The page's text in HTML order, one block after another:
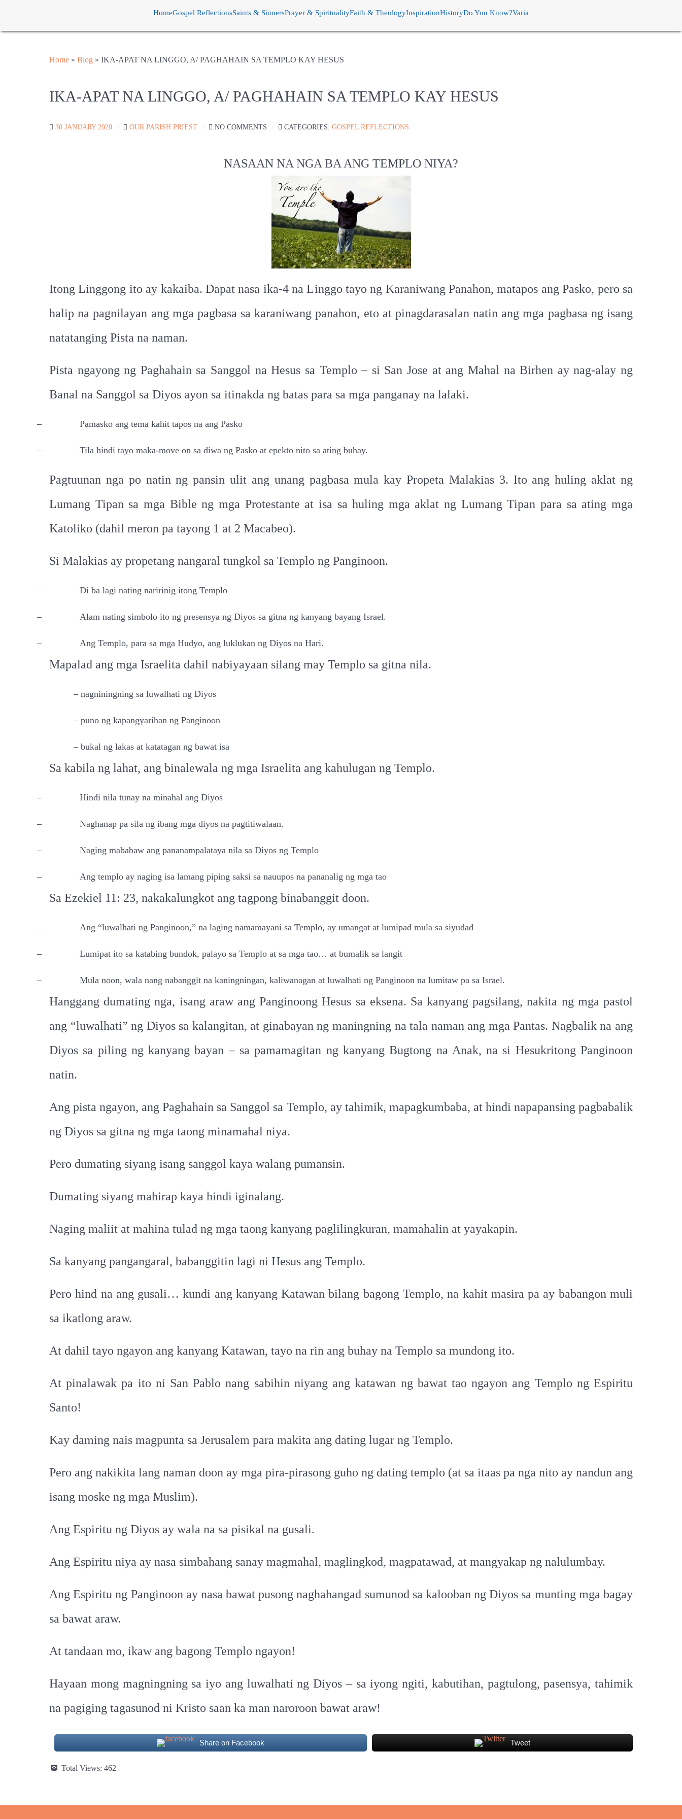
HomeGospel ReflectionsSaints & SinnersPrayer & SpiritualityFaith & TheologyInspirationHistoryDo You Know?Varia
Home » Blog » IKA-APAT NA LINGGO, A/ PAGHAHAIN SA TEMPLO KAY HESUS
IKA-APAT NA LINGGO, A/ PAGHAHAIN SA TEMPLO KAY HESUS
30 JANUARY 2020 OUR PARISH PRIEST NO COMMENTS CATEGORIES: GOSPEL REFLECTIONS
NASAAN NA NGA BA ANG TEMPLO NIYA?
Itong Linggong ito ay kakaiba. Dapat nasa ika-4 na Linggo tayo ng Karaniwang Panahon, matapos ang Pasko, pero sa
halip na pagnilayan ang mga pagbasa sa karaniwang panahon, eto at pinagdarasalan natin ang mga pagbasa ng isang
natatanging Pista na naman.
Pista ngayong ng Paghahain sa Sanggol na Hesus sa Templo – si San Jose at ang Mahal na Birhen ay nag-alay ng
Banal na Sanggol sa Diyos ayon sa itinakda ng batas para sa mga panganay na lalaki.
– Pamasko ang tema kahit tapos na ang Pasko
– Tila hindi tayo maka-move on sa diwa ng Pasko at epekto nito sa ating buhay.
Pagtuunan nga po natin ng pansin ulit ang unang pagbasa mula kay Propeta Malakias 3. Ito ang huling aklat ng
Lumang Tipan sa mga Bible ng mga Protestante at isa sa huling mga aklat ng Lumang Tipan para sa ating mga
Katoliko (dahil meron pa tayong 1 at 2 Macabeo).
Si Malakias ay propetang nangaral tungkol sa Templo ng Panginoon.
– Di ba lagi nating naririnig itong Templo
– Alam nating simbolo ito ng presensya ng Diyos sa gitna ng kanyang bayang Israel.
– Ang Templo, para sa mga Hudyo, ang luklukan ng Diyos na Hari.
Mapalad ang mga Israelita dahil nabiyayaan silang may Templo sa gitna nila.
– nagniningning sa luwalhati ng Diyos
– puno ng kapangyarihan ng Panginoon
– bukal ng lakas at katatagan ng bawat isa
Sa kabila ng lahat, ang binalewala ng mga Israelita ang kahulugan ng Templo.
– Hindi nila tunay na minahal ang Diyos
– Naghanap pa sila ng ibang mga diyos na pagtitiwalaan.
– Naging mababaw ang pananampalataya nila sa Diyos ng Templo
– Ang templo ay naging isa lamang piping saksi sa nauupos na pananalig ng mga tao
Sa Ezekiel 11: 23, nakakalungkot ang tagpong binabanggit doon.
– Ang “luwalhati ng Panginoon,” na laging namamayani sa Templo, ay umangat at lumipad mula sa siyudad
– Lumipat ito sa katabing bundok, palayo sa Templo at sa mga tao… at bumalik sa langit
– Mula noon, wala nang nabanggit na kaningningan, kaliwanagan at luwalhati ng Panginoon na lumitaw pa sa Israel.
Hanggang dumating nga, isang araw ang Panginoong Hesus sa eksena. Sa kanyang pagsilang, nakita ng mga pastol
ang “luwalhati” ng Diyos sa kalangitan, at ginabayan ng maningning na tala naman ang mga Pantas. Nagbalik na ang
Diyos sa piling ng kanyang bayan – sa pamamagitan ng kanyang Bugtong na Anak, na si Hesukritong Panginoon
natin.
Ang pista ngayon, ang Paghahain sa Sanggol sa Templo, ay tahimik, mapagkumbaba, at hindi napapansing pagbabalik
ng Diyos sa gitna ng mga taong minamahal niya.
Pero dumating siyang isang sanggol kaya walang pumansin.
Dumating siyang mahirap kaya hindi iginalang.
Naging maliit at mahina tulad ng mga taong kanyang paglilingkuran, mamahalin at yayakapin.
Sa kanyang pangangaral, babanggitin lagi ni Hesus ang Templo.
Pero hind na ang gusali… kundi ang kanyang Katawan bilang bagong Templo, na kahit masira pa ay babangon muli
sa ikatlong araw.
At dahil tayo ngayon ang kanyang Katawan, tayo na rin ang buhay na Templo sa mundong ito.
At pinalawak pa ito ni San Pablo nang sabihin niyang ang katawan ng bawat tao ngayon ang Templo ng Espiritu
Santo!
Kay daming nais magpunta sa Jerusalem para makita ang dating lugar ng Templo.
Pero ang nakikita lang naman doon ay mga pira-pirasong guho ng dating templo (at sa itaas pa nga nito ay nandun ang
isang moske ng mga Muslim).
Ang Espiritu ng Diyos ay wala na sa pisikal na gusali.
Ang Espiritu niya ay nasa simbahang sanay magmahal, maglingkod, magpatawad, at mangyakap ng nalulumbay.
Ang Espiritu ng Panginoon ay nasa bawat pusong naghahangad sumunod sa kalooban ng Diyos sa munting mga bagay
sa bawat araw.
At tandaan mo, ikaw ang bagong Templo ngayon!
Hayaan mong magningning sa iyo ang luwalhati ng Diyos – sa iyong ngiti, kabutihan, pagtulong, pasensya, tahimik
na pagiging tagasunod ni Kristo saan ka man naroroon bawat araw!
Share on Facebook Tweet
Total Views: 462